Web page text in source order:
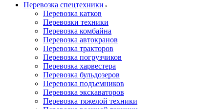
Перевозка спецтехники
Перевозка катков
Перевозки техники
Перевозка комбайна
Перевозка автокранов
Перевозка тракторов
Перевозка погрузчиков
Перевозка харвестера
Перевозка бульдозеров
Перевозка подъемников
Перевозка экскаваторов
Перевозка тяжелой техники